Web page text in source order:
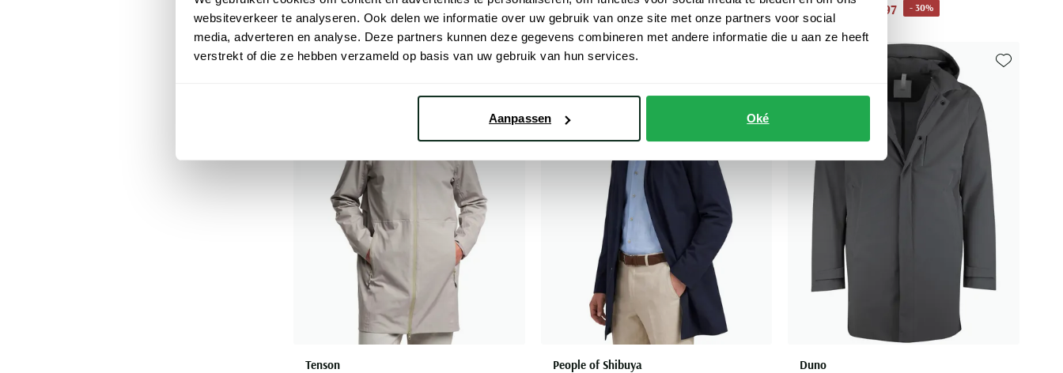
websiteverkeer te analyseren. Ook delen we informatie over uw gebruik van onze site met onze partners voor social
media, adverteren en analyse. Deze partners kunnen deze gegevens combineren met andere informatie die u aan ze heeft
verstrekt of die ze hebben verzameld op basis van uw gebruik van hun services.
Aanpassen Oké
€ 274,95
€ 389,00
€ 199,95 € 139,97 - 30%
Tenson
People of Shibuya
Duno